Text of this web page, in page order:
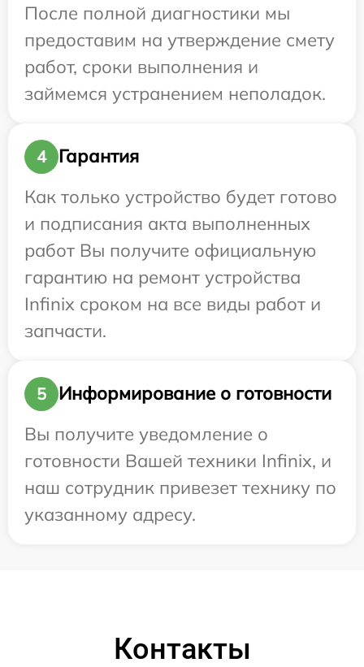
После полной диагностики мы
предоставим на утверждение смету
работ, сроки выполнения и
займемся устранением неполадок.
4
Гарантия
Как только устройство будет готово
и подписания акта выполненных
работ Вы получите официальную
гарантию на ремонт устройства
Infinix сроком на все виды работ и
запчасти.
5
Информирование о готовности
Вы получите уведомление о
готовности Вашей техники Infinix, и
наш сотрудник привезет технику по
указанному адресу.
Контакты